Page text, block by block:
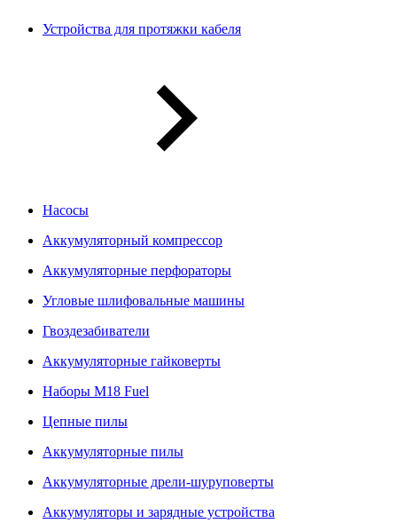
Устройства для протяжки кабеля
Насосы
Аккумуляторный компрессор
Аккумуляторные перфораторы
Угловые шлифовальные машины
Гвоздезабиватели
Аккумуляторные гайковерты
Наборы M18 Fuel
Цепные пилы
Аккумуляторные пилы
Аккумуляторные дрели-шуруповерты
Аккумуляторы и зарядные устройства